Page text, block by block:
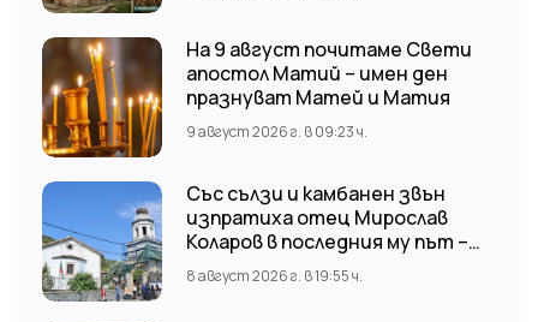
На 9 август почитаме Свети
апостол Матий – имен ден
празнуват Матей и Матия
9 август 2026 г. в 09:23 ч.
Със сълзи и камбанен звън
изпратиха отец Мирослав
Коларов в последния му път –
Пловдивският митрополит
Николай отслужи опелото
8 август 2026 г. в 19:55 ч.